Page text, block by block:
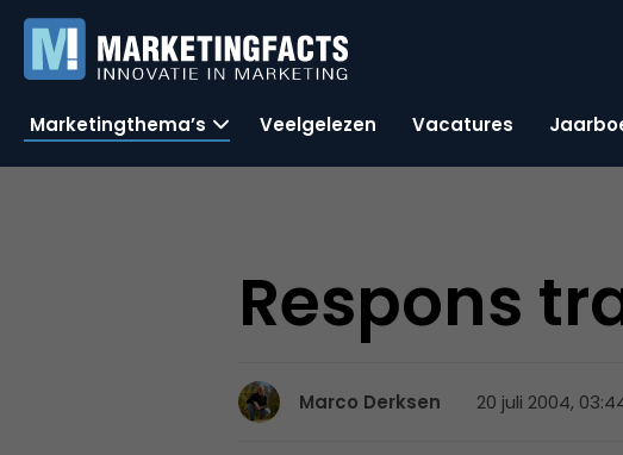
Marketingthema’s Veelgelezen Vacatures
Respons
Marco Derksen 20 juli 2004,